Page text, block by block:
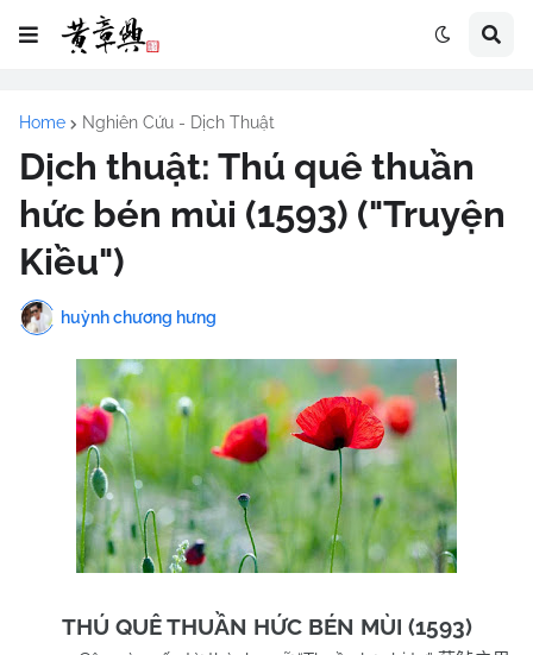
Home Nghiên Cứu - Dịch Thuật
Dịch thuật: Thú quê thuần
hức bén mùi (1593) ("Truyện
Kiều")
huỳnh chương hưng
THÚ QUÊ THUẦN HỨC BÉN MÙI (1593)